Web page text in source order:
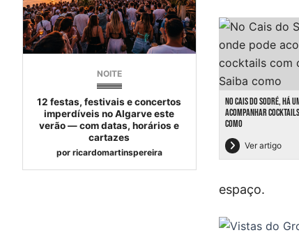
NOITE
12 festas, festivais e concertos
imperdíveis no Algarve este
verão — com datas, horários e
cartazes
por ricardomartinspereira
NO CAIS DO SODRÉ, HÁ
ACOMPANHAR
COMO
Ver artigo
espaço.